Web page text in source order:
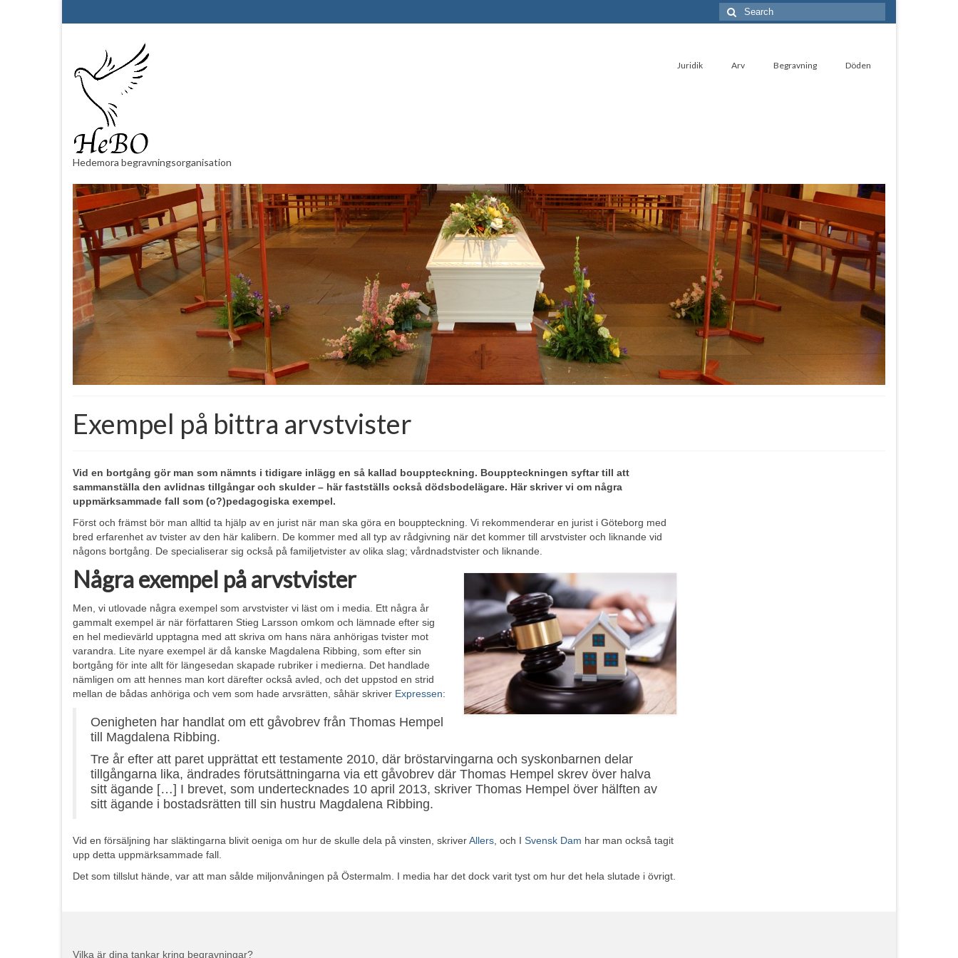
Search
for:
Hedemora begravningsorganisation
Juridik Arv Begravning Döden
Exempel på bittra arvstvister
Vid en bortgång gör man som nämnts i tidigare inlägg en så kallad bouppteckning. Bouppteckningen syftar till att
sammanställa den avlidnas tillgångar och skulder – här fastställs också dödsbodelägare. Här skriver vi om några
uppmärksammade fall som (o?)pedagogiska exempel.
Först och främst bör man alltid ta hjälp av en jurist när man ska göra en bouppteckning. Vi rekommenderar en jurist i Göteborg med
bred erfarenhet av tvister av den här kalibern. De kommer med all typ av rådgivning när det kommer till arvstvister och liknande vid
någons bortgång. De specialiserar sig också på familjetvister av olika slag; vårdnadstvister och liknande.
Några exempel på arvstvister
Men, vi utlovade några exempel som arvstvister vi läst om i media. Ett några år
gammalt exempel är när författaren Stieg Larsson omkom och lämnade efter sig
en hel medievärld upptagna med att skriva om hans nära anhörigas tvister mot
varandra. Lite nyare exempel är då kanske Magdalena Ribbing, som efter sin
bortgång för inte allt för längesedan skapade rubriker i medierna. Det handlade
nämligen om att hennes man kort därefter också avled, och det uppstod en strid
mellan de bådas anhöriga och vem som hade arvsrätten, såhär skriver Expressen:
Oenigheten har handlat om ett gåvobrev från Thomas Hempel
till Magdalena Ribbing.
Tre år efter att paret upprättat ett testamente 2010, där bröstarvingarna och syskonbarnen delar
tillgångarna lika, ändrades förutsättningarna via ett gåvobrev där Thomas Hempel skrev över halva
sitt ägande […] I brevet, som undertecknades 10 april 2013, skriver Thomas Hempel över hälften av
sitt ägande i bostadsrätten till sin hustru Magdalena Ribbing.
Vid en försäljning har släktingarna blivit oeniga om hur de skulle dela på vinsten, skriverAllers , och I Svensk Dam har man också tagit
upp detta uppmärksammade fall.
Det som tillslut hände, var att man sålde miljonvåningen på Östermalm. I media har det dock varit tyst om hur det hela slutade i övrigt.
Vilka är dina tankar kring begravningar?